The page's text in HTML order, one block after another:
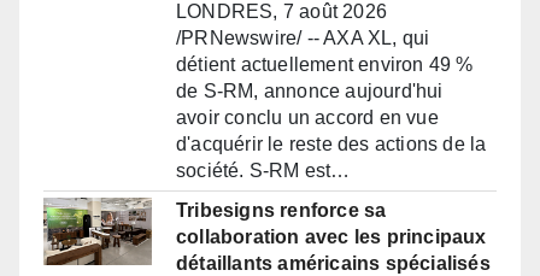
LONDRES, 7 août 2026
/PRNewswire/ -- AXA XL, qui
détient actuellement environ 49 %
de S-RM, annonce aujourd'hui
avoir conclu un accord en vue
d'acquérir le reste des actions de la
société. S-RM est…
Tribesigns renforce sa
collaboration avec les principaux
détaillants américains spécialisés